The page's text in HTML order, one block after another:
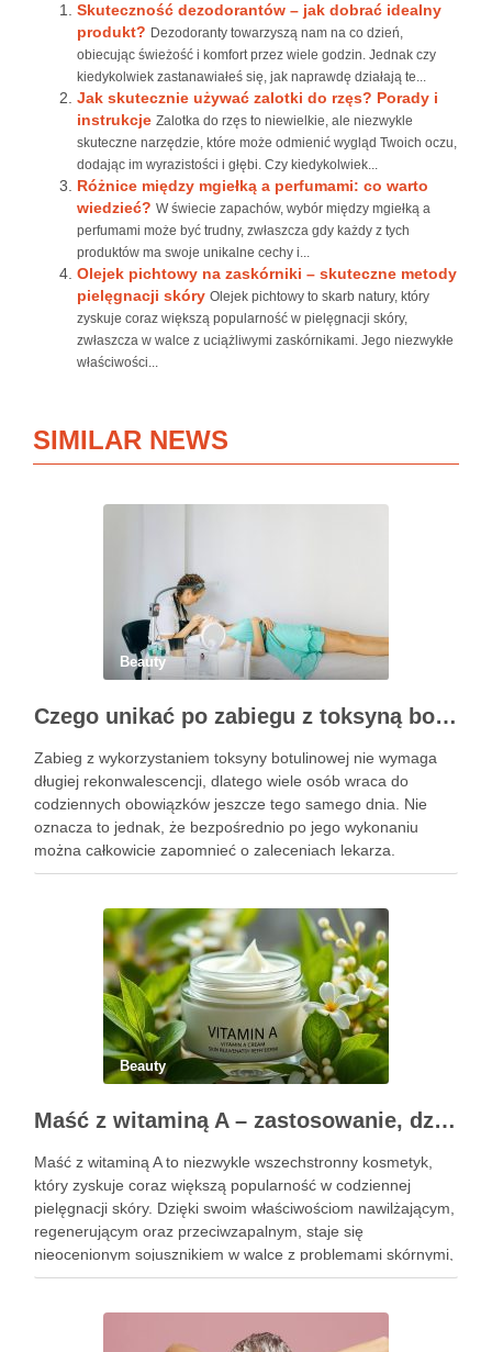
Skuteczność dezodorantów – jak dobrać idealny
produkt? Dezodoranty towarzyszą nam na co dzień,
obiecując świeżość i komfort przez wiele godzin. Jednak czy
kiedykolwiek zastanawiałeś się, jak naprawdę działają te...
Jak skutecznie używać zalotki do rzęs? Porady i
instrukcje Zalotka do rzęs to niewielkie, ale niezwykle
skuteczne narzędzie, które może odmienić wygląd Twoich oczu,
dodając im wyrazistości i głębi. Czy kiedykolwiek...
Różnice między mgiełką a perfumami: co warto
wiedzieć? W świecie zapachów, wybór między mgiełką a
perfumami może być trudny, zwłaszcza gdy każdy z tych
produktów ma swoje unikalne cechy i...
Olejek pichtowy na zaskórniki – skuteczne metody
pielęgnacji skóry Olejek pichtowy to skarb natury, który
zyskuje coraz większą popularność w pielęgnacji skóry,
zwłaszcza w walce z uciążliwymi zaskórnikami. Jego niezwykłe
właściwości...
SIMILAR NEWS
Beauty
Czego unikać po zabiegu z toksyną botulinową?
Zabieg z wykorzystaniem toksyny botulinowej nie wymaga
długiej rekonwalescencji, dlatego wiele osób wraca do
codziennych obowiązków jeszcze tego samego dnia. Nie
oznacza to jednak, że bezpośrednio po jego wykonaniu
można całkowicie zapomnieć o zaleceniach lekarza.
Pierwsze godziny i dni po zabiegu mają znaczenie dla
Beauty
Maść z witaminą A – zastosowanie, działanie i bezpieczeństwo stosowania
Maść z witaminą A to niezwykle wszechstronny kosmetyk,
który zyskuje coraz większą popularność w codziennej
pielęgnacji skóry. Dzięki swoim właściwościom nawilżającym,
regenerującym oraz przeciwzapalnym, staje się
nieocenionym sojusznikiem w walce z problemami skórnymi,
takimi jak zmarszczki, trądzik czy podrażnienia. Jej działanie